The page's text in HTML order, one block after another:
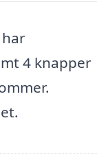
har
4 knapper